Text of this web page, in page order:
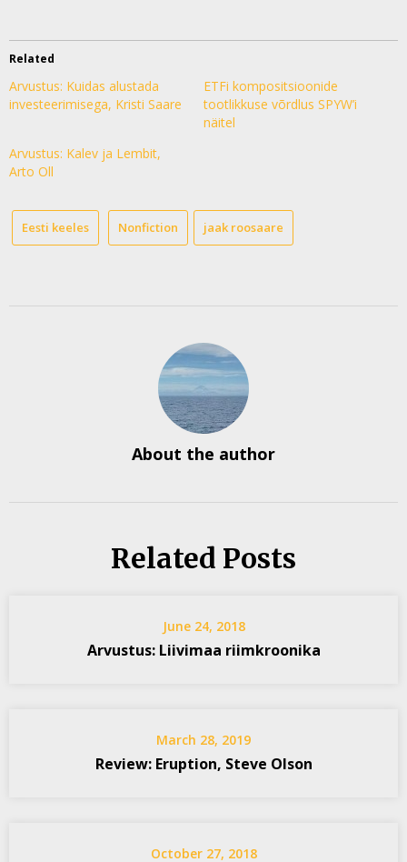
Related
Arvustus: Kuidas alustada
investeerimisega, Kristi Saare
ETFi kompositsioonide
tootlikkuse võrdlus SPYW’i
näitel
Arvustus: Kalev ja Lembit,
Arto Oll
Eesti keeles Nonfiction jaak roosaare
About the author
Related Posts
June 24, 2018
Arvustus: Liivimaa riimkroonika
March 28, 2019
Review: Eruption, Steve Olson
October 27, 2018